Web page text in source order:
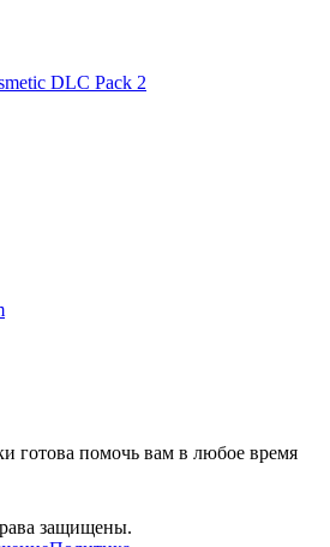
DLC Pack 2
готова помочь вам в любое время
защищены.